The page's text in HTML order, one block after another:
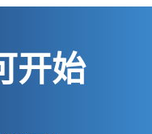
开始